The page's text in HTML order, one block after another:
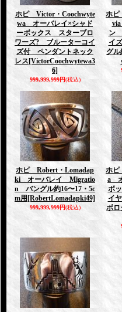
ホピ Victor・Coochwyte
wa オーバレイ×シャド
ーボックス スターブロ
ワーズ? ブルーターコイ
ズ付 ペンダントネック
レス [VictorCoochwytewa3
6]
999,999,999円(税込)
ホピ
ン
イ
グル
ホピ Robert・Lomadap
ki オーバレイ Migratio
n バングル約16〜17・5c
m用 [RobertLomadapki49]
999,999,999円(税込)
ホピ
a
ボ
イ
ボロ